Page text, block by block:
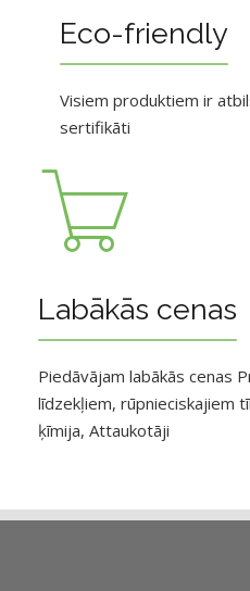
Eco-friendly
Visiem produktiem ir
sertifikāti
Labākās cenas
Piedāvājam labākās cenas
līdzekļiem, rūpnieciskajiem
ķīmija, Attaukotāji